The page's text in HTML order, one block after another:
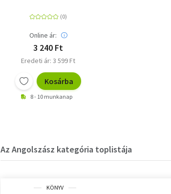
Online ár:
3 240 Ft
Eredeti ár: 3 599 Ft
Kosárba
8 - 10 munkanap
Az Angolszász kategória toplistája
KÖNYV